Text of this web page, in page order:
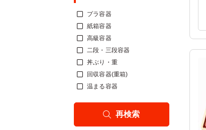
プラ容器
紙箱容器
高級容器
二段・三段容器
丼ぶり・重
回収容器(重箱)
温まる容器
再検索